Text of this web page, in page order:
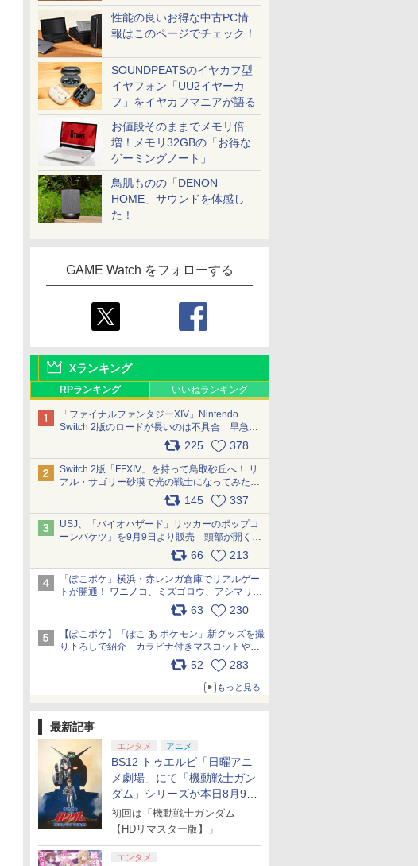
一気に聴く
性能の良いお得な中古PC情
報はこのページでチェック！
SOUNDPEATSのイヤカフ型
イヤフォン「UU2イヤーカ
フ」をイヤカフマニアが語る
お値段そのままでメモリ倍
増！メモリ32GBの「お得な
ゲーミングノート」
鳥肌ものの「DENON
HOME」サウンドを体感し
た！
GAME Watch をフォローする
Xランキング
RPランキング いいねランキング
「ファイナルファンタジーXIV」Nintendo
Switch 2版のロードが長いのは不具合 早急に
アップデートできるよう対応中225 378
Switch 2版「FFXIV」を持って鳥取砂丘へ！ リ
アル・サゴリー砂漠で光の戦士になってみた
145 337
USJ、「バイオハザード」リッカーのポップコ
ーンバケツ」を9月9日より販売 頭部が開く仕
組み。味は恐怖を堪のう「味噌フレーバー」
66 213
「ぽこポケ」横浜・赤レンガ倉庫でリアルゲー
トが開通！ ワニノコ、ミズゴロウ、アシマリ登
場シーンをレポート pic.x.com/LDgEByVl6D
63 230
【ぽこポケ】「ぽこ あ ポケモン」新グッズを撮
り下ろしで紹介 カラビナ付きマスコットやス
52 283
もっと見る
最新記事
エンタメ アニメ
BS12 トゥエルビ「日曜アニ
メ劇場」にて「機動戦士ガン
ダム」シリーズが本日8月9日
から8週連続で放送
初回は「機動戦士ガンダム
【HDリマスター版】」
エンタメ